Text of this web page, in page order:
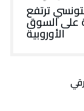
ترتفع
على السوق
الأوروبية